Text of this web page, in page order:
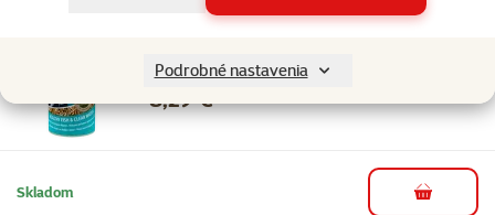
Podrobné nastavenia
Tetra pond multimix 1L
Cena
8,29 €
Skladom do košíka